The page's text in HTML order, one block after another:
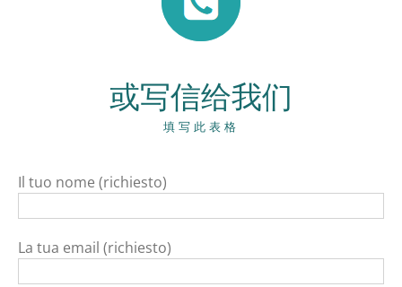
或写信给我们
填写此表格
Il tuo nome (richiesto)
La tua email (richiesto)